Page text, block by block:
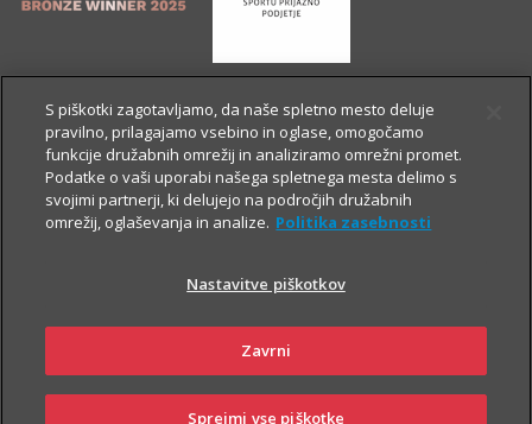
OSTALE STRANI
S piškotki zagotavljamo, da naše spletno mesto deluje
pravilno, prilagajamo vsebino in oglase, omogočamo
funkcije družabnih omrežij in analiziramo omrežni promet.
Podatke o vaši uporabi našega spletnega mesta delimo s
svojimi partnerji, ki delujejo na področjih družabnih
omrežij, oglaševanja in analize. Politika zasebnosti
Nastavitve piškotkov
Zavrni
Sprejmi vse piškotke